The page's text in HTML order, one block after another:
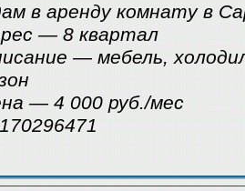
в аренду комнату в
— 8 квартал
— мебель,
— 4 000 руб./мес